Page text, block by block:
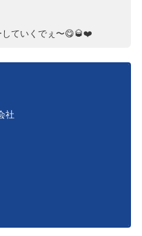
していくでぇ〜😋🥃❤️
社